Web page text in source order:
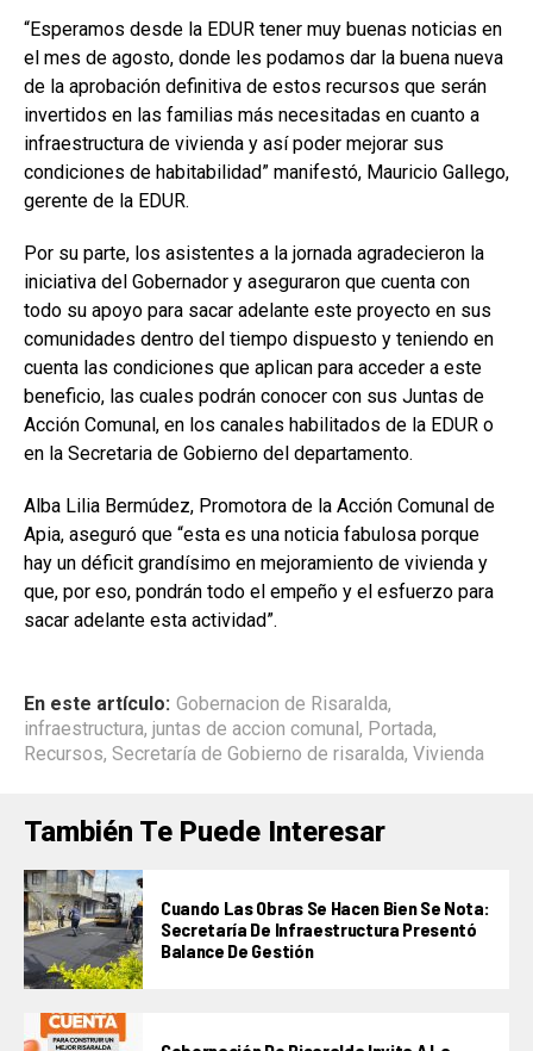
“Esperamos desde la EDUR tener muy buenas noticias en
el mes de agosto, donde les podamos dar la buena nueva
de la aprobación definitiva de estos recursos que serán
invertidos en las familias más necesitadas en cuanto a
infraestructura de vivienda y así poder mejorar sus
condiciones de habitabilidad” manifestó, Mauricio Gallego,
gerente de la EDUR.
Por su parte, los asistentes a la jornada agradecieron la
iniciativa del Gobernador y aseguraron que cuenta con
todo su apoyo para sacar adelante este proyecto en sus
comunidades dentro del tiempo dispuesto y teniendo en
cuenta las condiciones que aplican para acceder a este
beneficio, las cuales podrán conocer con sus Juntas de
Acción Comunal, en los canales habilitados de la EDUR o
en la Secretaria de Gobierno del departamento.
Alba Lilia Bermúdez, Promotora de la Acción Comunal de
Apia, aseguró que “esta es una noticia fabulosa porque
hay un déficit grandísimo en mejoramiento de vivienda y
que, por eso, pondrán todo el empeño y el esfuerzo para
sacar adelante esta actividad”.
En este artículo: Gobernacion de Risaralda,
infraestructura, juntas de accion comunal, Portada,
Recursos, Secretaría de Gobierno de risaralda, Vivienda
También Te Puede Interesar
Cuando Las Obras Se Hacen Bien Se Nota:
Secretaría De Infraestructura Presentó
Balance De Gestión